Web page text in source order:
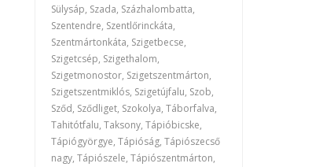
Sülysáp, Szada, Százhalombatta,
Szentendre, Szentlőrinckáta,
Szentmártonkáta, Szigetbecse,
Szigetcsép, Szigethalom,
Szigetmonostor, Szigetszentmárton,
Szigetszentmiklós, Szigetújfalu, Szob,
Sződ, Sződliget, Szokolya, Táborfalva,
Tahitótfalu, Taksony, Tápióbicske,
Tápiógyörgye, Tápióság, Tápiószecső
nagy, Tápiószele, Tápiószentmárton,